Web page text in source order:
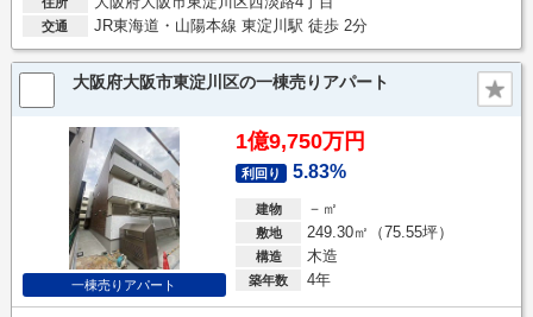
交通 JR東海道・山陽本線 東淀川駅 徒歩 2分
大阪府大阪市東淀川区の一棟売りアパート
一棟売りアパート
1億9,750万円
利回り 5.83%
建物 －㎡
敷地 249.30㎡（75.55坪）
構造 木造
築年数 4年